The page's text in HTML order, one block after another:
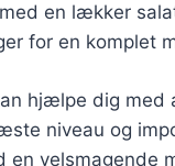
en lækker
for en komplet
hjælpe dig med
niveau og
en velsmagende